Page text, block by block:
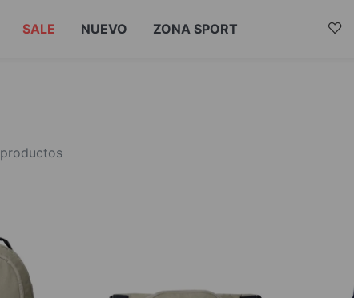
SALE NUEVO ZONA SPORT
productos